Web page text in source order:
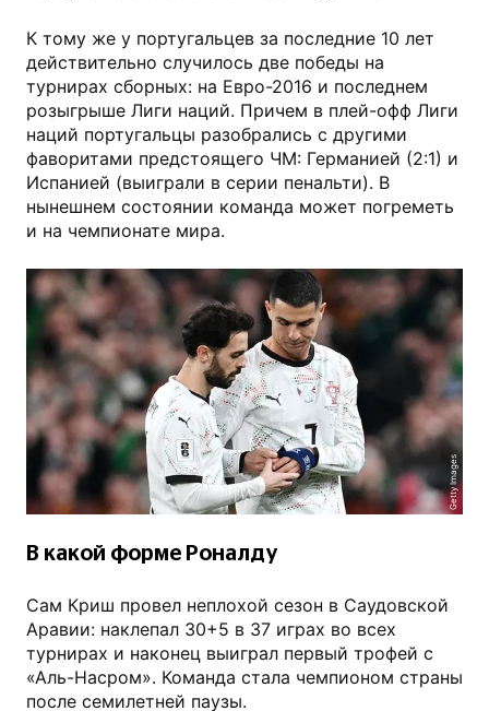
К тому же у португальцев за последние 10 лет
действительно случилось две победы на
турнирах сборных: на Евро-2016 и последнем
розыгрыше Лиги наций. Причем в плей-офф Лиги
наций португальцы разобрались с другими
фаворитами предстоящего ЧМ: Германией (2:1) и
Испанией (выиграли в серии пенальти). В
нынешнем состоянии команда может погреметь
и на чемпионате мира.
Getty Images
В какой форме Роналду
Сам Криш провел неплохой сезон в Саудовской
Аравии: наклепал 30+5 в 37 играх во всех
турнирах и наконец выиграл первый трофей с
«Аль-Насром». Команда стала чемпионом страны
после семилетней паузы.